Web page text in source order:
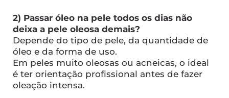
2) Passar óleo na pele todos os dias não
deixa a pele oleosa demais?
Depende do tipo de pele, da quantidade de
óleo e da forma de uso.
Em peles muito oleosas ou acneicas, o ideal
é ter orientação profissional antes de fazer
oleação intensa.